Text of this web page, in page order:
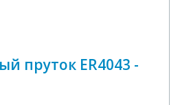
пруток ER4043 -